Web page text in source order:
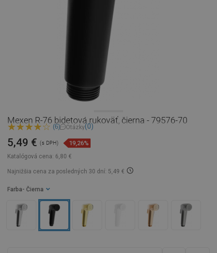
Mexen R-76 bidetová rukoväť, čierna - 79576-70
(6) Otázky(0)
Katalógová cena: 6,80 €
5,49 € (s DPH) 19,26%
Najnižšia cena za posledných 30 dní: 5,49 €
Farba - Čierna